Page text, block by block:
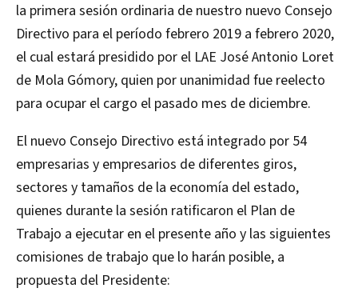
la primera sesión ordinaria de nuestro nuevo Consejo
Directivo para el período febrero 2019 a febrero 2020,
el cual estará presidido por el LAE José Antonio Loret
de Mola Gómory, quien por unanimidad fue reelecto
para ocupar el cargo el pasado mes de diciembre.
El nuevo Consejo Directivo está integrado por 54
empresarias y empresarios de diferentes giros,
sectores y tamaños de la economía del estado,
quienes durante la sesión ratificaron el Plan de
Trabajo a ejecutar en el presente año y las siguientes
comisiones de trabajo que lo harán posible, a
propuesta del Presidente: